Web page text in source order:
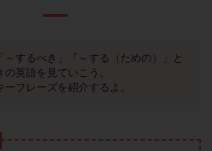
～するべき」「～する（ための）」と
の英語を見ていこう。
ーフレーズを紹介するよ。